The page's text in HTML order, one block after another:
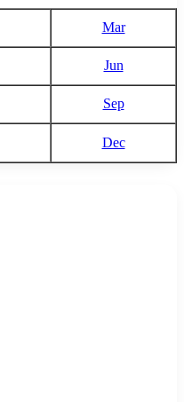
Mar
Jun
Sep
Dec